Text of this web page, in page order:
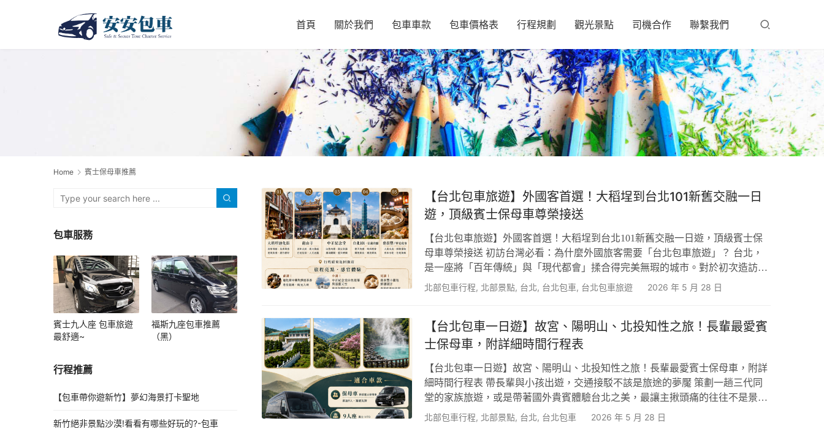
首頁 關於我們 包車車款 包車價格表 行程規劃 觀光景點 司機合作 聯繫我們
Home 賓士保母車推薦
【台北包車旅遊】外國客首選！大稻埕到台北101新舊交融一日
遊，頂級賓士保母車尊榮接送
【台北包車旅遊】外國客首選！大稻埕到台北101新舊交融一日遊，頂級賓士保
母車尊榮接送 初訪台灣必看：為什麼外國旅客需要「台北包車旅遊」？ 台北，
是一座將「百年傳統」與「現代都會」揉合得完美無瑕的城市。對於初次造訪台
灣的星馬、港澳、日韓或歐美旅客來說，能在一天之內穿梭於古老的廟宇、中藥
帶來的體力消耗。 台灣的夏季與初秋，伴隨著高溫與極高的濕度。市區景點如大
稻…
北部包車行程, 北部景點, 台北, 台北包車, 台北包車旅遊 2026 年 5 月 28 日
【台北包車一日遊】故宮、陽明山、北投知性之旅！長輩最愛賓
士保母車，附詳細時間行程表
【台北包車一日遊】故宮、陽明山、北投知性之旅！長輩最愛賓士保母車，附詳
細時間行程表 帶長輩與小孩出遊，交通接駁不該是旅途的夢魘 策劃一趟三代同
堂的家族旅遊，或是帶著國外貴賓體驗台北之美，最讓主揪頭痛的往往不是景點
安排，而是「交通接駁」。 若想在一天內完美走訪充滿歷史底蘊的國立故宮博物
北部包車行程, 北部景點, 台北, 台北包車 2026 年 5 月 28 日
包車服務
賓士九人座 包車旅遊
最舒適~
福斯九座包車推薦
（黑）
行程推薦
【包車帶你遊新竹】夢幻海景打卡聖地
新竹絕非景點沙漠!看看有哪些好玩的?-包車